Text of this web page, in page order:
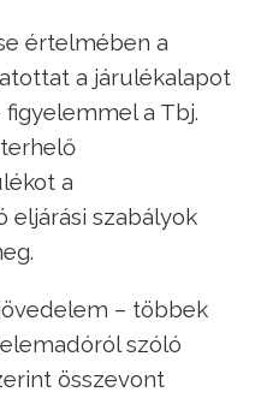
értelmében a
a járulékalapot
a Tbj.
a
eljárási szabályok
– többek
szóló
összevont